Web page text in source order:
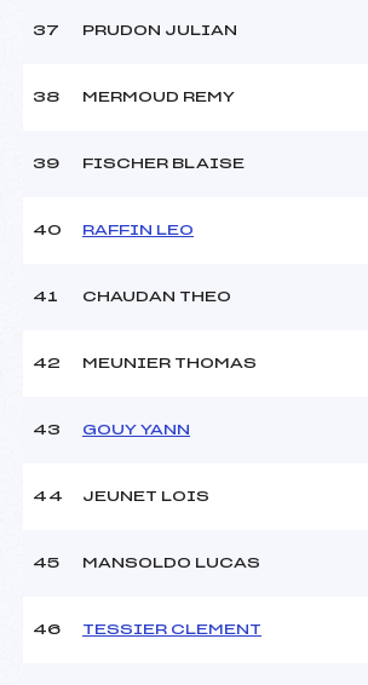
37 PRUDON JULIAN
38 MERMOUD REMY
39 FISCHER BLAISE
40 RAFFIN LEO
41 CHAUDAN THEO
42 MEUNIER THOMAS
43 GOUY YANN
44 JEUNET LOIS
45 MANSOLDO LUCAS
46 TESSIER CLEMENT